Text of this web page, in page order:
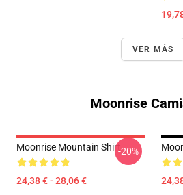
VER MÁS
Moonrise
Moonrise Mountain Shirt
24,38 € - 28,06 €
-20%